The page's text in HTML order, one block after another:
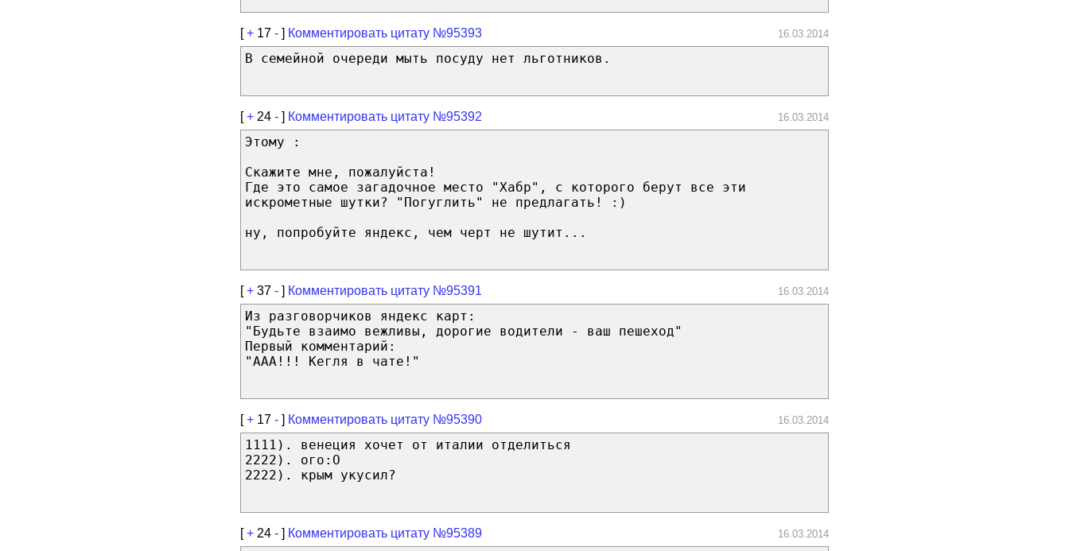
[+ 17 - ] Комментировать цитату №95393 16.03.2014
В семейной очереди мыть посуду нет льготников.
[+ 24 - ] Комментировать цитату №95392 16.03.2014
Этому :
Скажите мне, пожалуйста!
Где это самое загадочное место "Хабр", с которого берут все эти
искрометные шутки? "Погуглить" не предлагать! :)
ну, попробуйте яндекс, чем черт не шутит...
[+ 37 - ] Комментировать цитату №95391 16.03.2014
Из разговорчиков яндекс карт:
"Будьте взаимо вежливы, дорогие водители - ваш пешеход"
Первый комментарий:
"ААА!!! Кегля в чате!"
[+ 17 - ] Комментировать цитату №95390 16.03.2014
1111). венеция хочет от италии отделиться
2222). ого:O
2222). крым укусил?
[+ 24 - ] Комментировать цитату №95389 16.03.2014